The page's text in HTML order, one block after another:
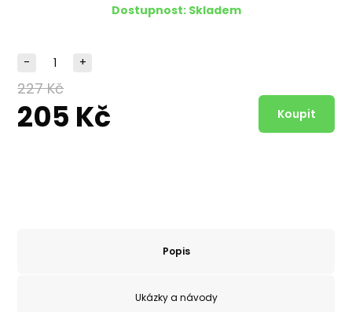
Dostupnost: Skladem
227 Kč
205 Kč
- +
Popis
Ukázky a návody